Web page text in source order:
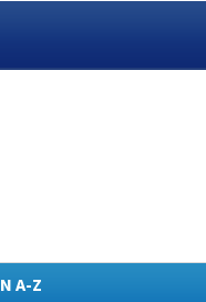
A-Z